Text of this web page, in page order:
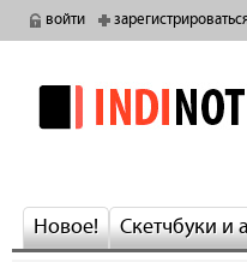
войти
Новое! Скетчбуки и